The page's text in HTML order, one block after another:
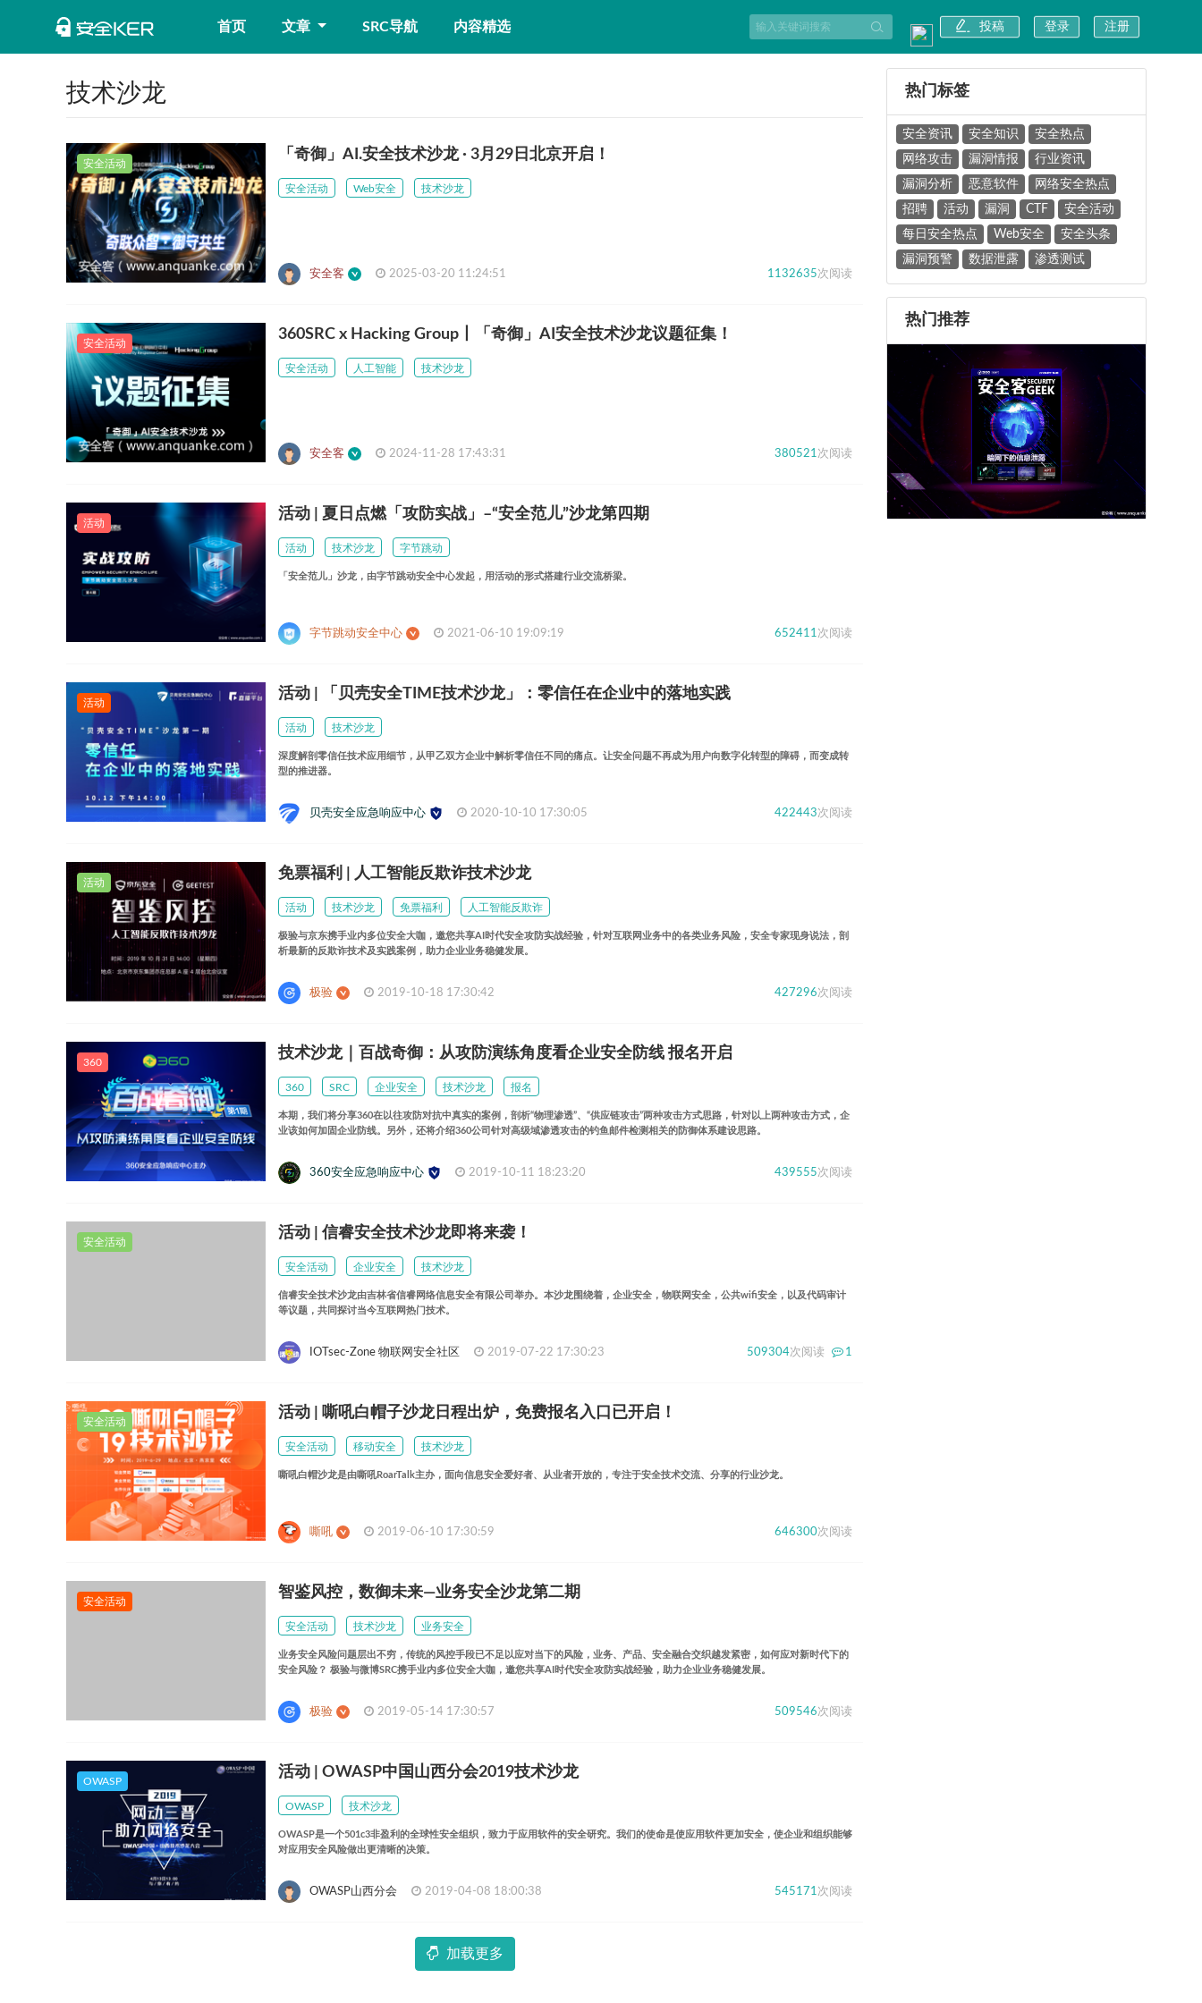
首页 文章 SRC导航 内容精选 投稿 登录 注册
技术沙龙
安全活动
「奇御」AI.安全技术沙龙 · 3月29日北京开启！
安全活动 Web安全 技术沙龙
安全客 2025-03-20 11:24:51 1132635次阅读
安全活动
360SRC x Hacking Group丨「奇御」AI安全技术沙龙议题征集！
安全活动 人工智能 技术沙龙
安全客 2024-11-28 17:43:31 380521次阅读
活动
活动 | 夏日点燃「攻防实战」–“安全范儿”沙龙第四期
活动 技术沙龙 字节跳动
「安全范儿」沙龙，由字节跳动安全中心发起，用活动的形式搭建行业交流桥梁。
字节跳动安全中心 2021-06-10 19:09:19 652411次阅读
活动
活动 | 「贝壳安全TIME技术沙龙」：零信任在企业中的落地实践
活动 技术沙龙
深度解剖零信任技术应用细节，从甲乙双方企业中解析零信任不同的痛点。让安全问题不再成为用户向数字化转型的障碍，而变成转
型的推进器。
贝壳安全应急响应中心 2020-10-10 17:30:05 422443次阅读
活动
免票福利 | 人工智能反欺诈技术沙龙
活动 技术沙龙 免票福利 人工智能反欺诈
极验与京东携手业内多位安全大咖，邀您共享AI时代安全攻防实战经验，针对互联网业务中的各类业务风险，安全专家现身说法，剖
析最新的反欺诈技术及实践案例，助力企业业务稳健发展。
极验 2019-10-18 17:30:42 427296次阅读
360
技术沙龙｜百战奇御：从攻防演练角度看企业安全防线 报名开启
360 SRC 企业安全 技术沙龙 报名
本期，我们将分享360在以往攻防对抗中真实的案例，剖析“物理渗透”、“供应链攻击”两种攻击方式思路，针对以上两种攻击方式，企
业该如何加固企业防线。另外，还将介绍360公司针对高级域渗透攻击的钓鱼邮件检测相关的防御体系建设思路。
360安全应急响应中心 2019-10-11 18:23:20 439555次阅读
安全活动
活动 | 信睿安全技术沙龙即将来袭！
安全活动 企业安全 技术沙龙
信睿安全技术沙龙由吉林省信睿网络信息安全有限公司举办。本沙龙围绕着，企业安全，物联网安全，公共wifi安全，以及代码审计
等议题，共同探讨当今互联网热门技术。
IOTsec-Zone 物联网安全社区 2019-07-22 17:30:23 509304次阅读 1
安全活动
活动 | 嘶吼白帽子沙龙日程出炉，免费报名入口已开启！
安全活动 移动安全 技术沙龙
嘶吼白帽沙龙是由嘶吼RoarTalk主办，面向信息安全爱好者、从业者开放的，专注于安全技术交流、分享的行业沙龙。
嘶吼 2019-06-10 17:30:59 646300次阅读
安全活动
智鉴风控，数御未来—业务安全沙龙第二期
安全活动 技术沙龙 业务安全
业务安全风险问题层出不穷，传统的风控手段已不足以应对当下的风险，业务、产品、安全融合交织越发紧密，如何应对新时代下的
安全风险？ 极验与微博SRC携手业内多位安全大咖，邀您共享AI时代安全攻防实战经验，助力企业业务稳健发展。
极验 2019-05-14 17:30:57 509546次阅读
OWASP
活动 | OWASP中国山西分会2019技术沙龙
OWASP 技术沙龙
OWASP是一个501c3非盈利的全球性安全组织，致力于应用软件的安全研究。我们的使命是使应用软件更加安全，使企业和组织能够
对应用安全风险做出更清晰的决策。
OWASP山西分会 2019-04-08 18:00:38 545171次阅读
加载更多
热门标签
安全资讯 安全知识
安全热点
网络攻击
漏洞情报
行业资讯
漏洞分析
恶意软件
网络安全热点
招聘
活动 漏洞 CTF
安全活动
每日安全热点
Web安全
安全头条
漏洞预警
数据泄露 渗透测试
热门推荐